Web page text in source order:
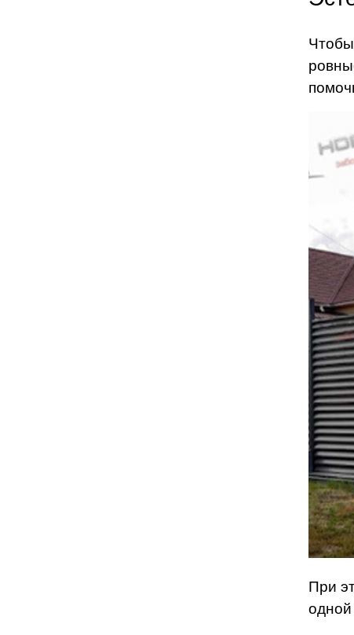
При